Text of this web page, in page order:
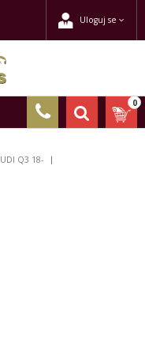
Uloguj se
0
Q3 18-